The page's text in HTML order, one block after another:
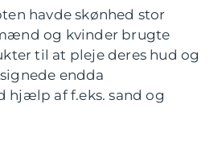
havde skønhed stor
og kvinder brugte
til at pleje deres hud og
endda
hjælp af f.eks. sand og